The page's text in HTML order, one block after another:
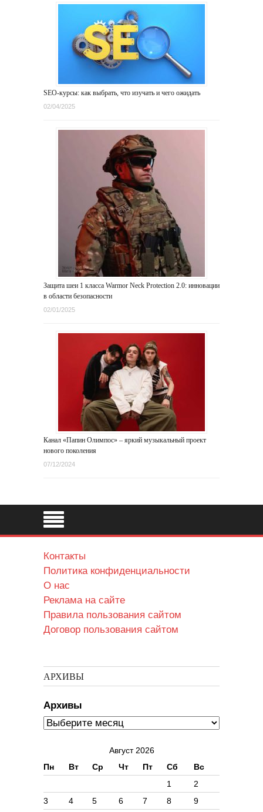
SEO-курсы: как выбрать, что изучать и чего ожидать
02/04/2025
Защита шеи 1 класса Warmor Neck Protection 2.0: инновации
в области безопасности
02/01/2025
Канал «Папин Олимпос» – яркий музыкальный проект
нового поколения
07/12/2024
Контакты
Политика конфиденциальности
О нас
Реклама на сайте
Правила пользования сайтом
Договор пользования сайтом
АРХИВЫ
Архивы
Август 2026
Пн
Вт Ср Чт Пт Сб Вс
1
2
3
4 5 6 7 8
9